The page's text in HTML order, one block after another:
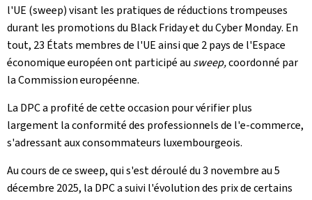
l'UE (sweep) visant les pratiques de réductions trompeuses
durant les promotions du Black Fridayet duCyber Monday. En
tout, 23 États membres de l'UE ainsi que 2 pays de l'Espace
économique européen ont participé au sweep,coordonné par
la Commission européenne.
La DPC a profité de cette occasion pour vérifier plus
largement la conformité des professionnels de l'e-commerce,
s'adressant aux consommateurs luxembourgeois.
Au cours de cesweep, qui s'est déroulé du 3 novembre au 5
décembre 2025, la DPC a suivi l'évolution des prix de certains